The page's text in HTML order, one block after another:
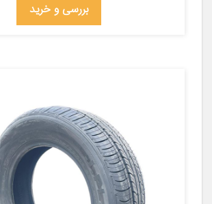
بررسی و خرید